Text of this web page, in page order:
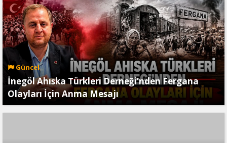
Güncel
İnegöl Ahıska Türkleri Derneği’nden Fergana
Olayları İçin Anma Mesajı